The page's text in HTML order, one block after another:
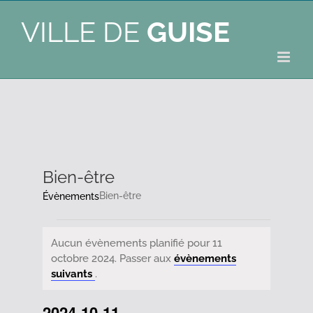
VILLE DE GUISE
Bien-être
ÉvènementsBien-être
Évènements
for
Notice
Aucun évènements planifié pour 11
octobre 2024. Passer auxévènements
suivants .